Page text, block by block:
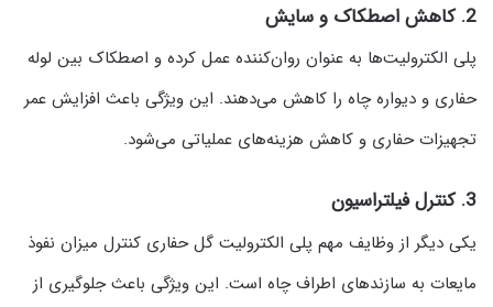
2. کاهش اصطکاک و سایش
پلی الکترولیت‌ها به عنوان روان‌کننده عمل کرده و اصطکاک بین لوله
حفاری و دیواره چاه را کاهش می‌دهند. این ویژگی باعث افزایش عمر
تجهیزات حفاری و کاهش هزینه‌های عملیاتی می‌شود.
3. کنترل فیلتراسیون
یکی دیگر از وظایف مهم پلی الکترولیت گل حفاری کنترل میزان نفوذ
مایعات به سازندهای اطراف چاه است. این ویژگی باعث جلوگیری از